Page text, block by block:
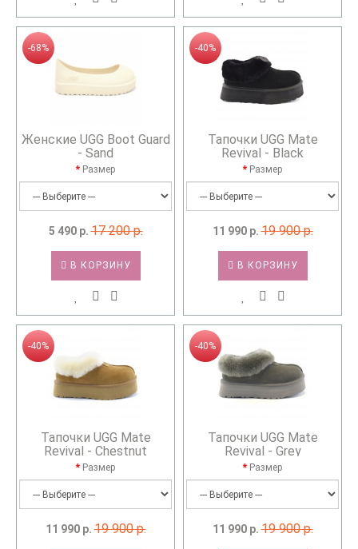
-68%
Женские UGG Boot Guard
- Sand
Размер
5 490 р. 17 200 р.
В КОРЗИНУ
-40%
Тапочки UGG Mate
Revival - Black
Размер
11 990 р. 19 900 р.
В КОРЗИНУ
-40%
Тапочки UGG Mate
Revival - Chestnut
Размер
11 990 р. 19 900 р.
-40%
Тапочки UGG Mate
Revival - Grey
Размер
11 990 р. 19 900 р.